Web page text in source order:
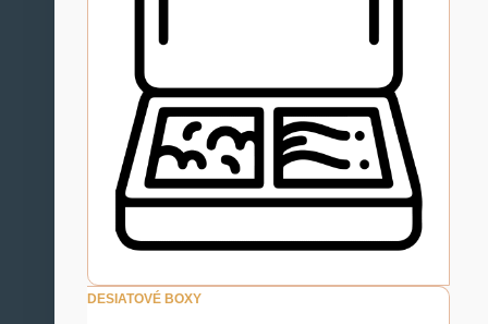
DESIATOVÉ BOXY